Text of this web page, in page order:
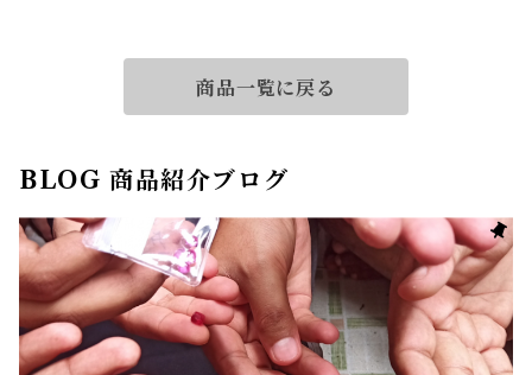
商品一覧に戻る
BLOG 商品紹介ブログ